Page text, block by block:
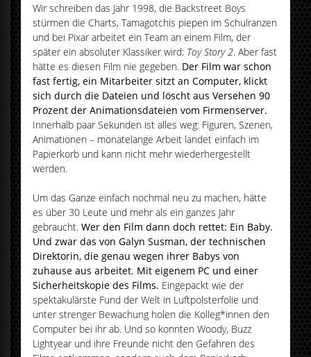
Wir schreiben das Jahr 1998, die Backstreet Boys
stürmen die Charts, Tamagotchis piepen im Schulranzen
und bei Pixar arbeitet ein Team an einem Film, der
später ein absoluter Klassiker wird: Toy Story 2. Aber fast
hätte es diesen Film nie gegeben. Der Film war schon
fast fertig, ein Mitarbeiter sitzt an Computer, klickt
sich durch die Dateien und löscht aus Versehen 90
Prozent der Animationsdateien vom Firmenserver.
Innerhalb paar Sekunden ist alles weg: Figuren, Szenen,
Animationen – monatelange Arbeit landet einfach im
Papierkorb und kann nicht mehr wiederhergestellt
werden.
Um das Ganze einfach nochmal neu zu machen, hätte
es über 30 Leute und mehr als ein ganzes Jahr
gebraucht.Wer den Film dann doch rettet: Ein Baby.
Und zwar das von Galyn Susman, der technischen
Direktorin, die genau wegen ihrer Babys von
zuhause aus arbeitet. Mit eigenem PC und einer
Sicherheitskopie des Films. Eingepackt wie der
spektakulärste Fund der Welt in Luftpolsterfolie und
unter strenger Bewachung holen die Kolleg*innen den
Computer bei ihr ab. Und so konnten Woody, Buzz
Lightyear und ihre Freunde nicht den Gefahren des